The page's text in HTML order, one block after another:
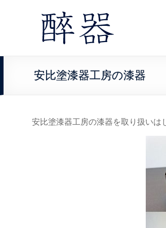
安比塗漆器工房の漆器
安比塗漆器工房の漆器を取り扱いは